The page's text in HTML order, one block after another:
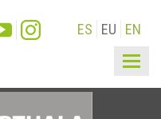
ES EU EN